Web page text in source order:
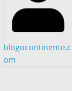
blogocontinente.c
om